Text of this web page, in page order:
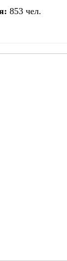
853 чел.